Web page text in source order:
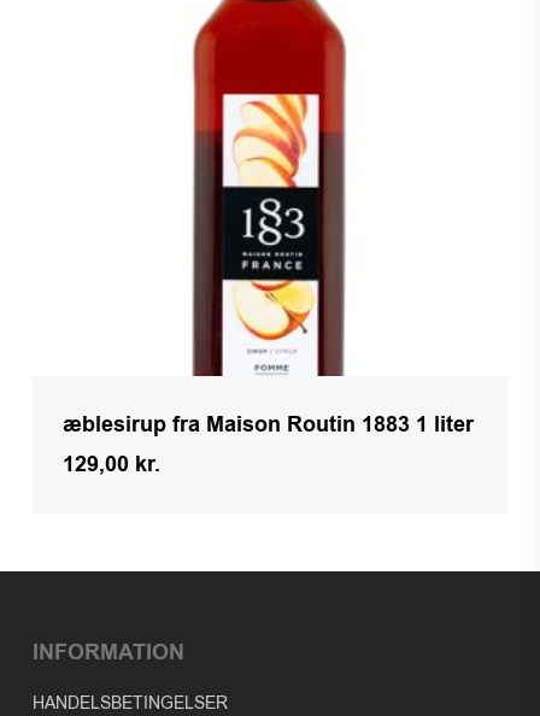
æblesirup fra Maison Routin 1883 1 liter
129,00 kr.
INFORMATION
HANDELSBETINGELSER